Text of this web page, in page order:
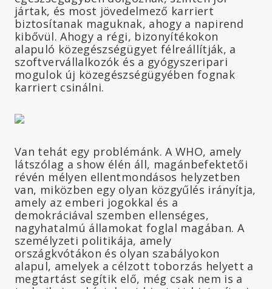
jártak, és most jövedelmező karriert
biztosítanak maguknak, ahogy a napirend
kibővül. Ahogy a régi, bizonyítékokon
alapuló közegészségügyet félreállítják, a
szoftvervállalkozók és a gyógyszeripari
mogulok új közegészségügyében fognak
karriert csinálni.
Van tehát egy problémánk. A WHO, amely
látszólag a show élén áll, magánbefektetői
révén mélyen ellentmondásos helyzetben
van, miközben egy olyan közgyűlés irányítja,
amely az emberi jogokkal és a
demokráciával szemben ellenséges,
nagyhatalmú államokat foglal magában. A
személyzeti politikája, amely
országkvótákon és olyan szabályokon
alapul, amelyek a célzott toborzás helyett a
megtartást segítik elő, még csak nem is a